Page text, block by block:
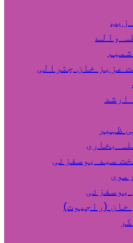
زیب
والے
عزیز خان چترالی
ارشد
ظہیر
بخاری
سید یوسفزئی
یوسفزئی
خان (راجپوت)